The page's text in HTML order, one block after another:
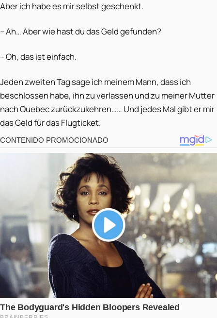
Aber ich habe es mir selbst geschenkt.
– Ah… Aber wie hast du das Geld gefunden?
– Oh, das ist einfach.
Jeden zweiten Tag sage ich meinem Mann, dass ich
beschlossen habe, ihn zu verlassen und zu meiner Mutter
nach Quebec zurückzukehren…… Und jedes Mal gibt er mir
das Geld für das Flugticket.